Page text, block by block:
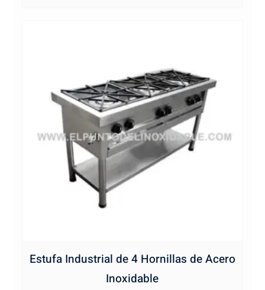
Estufa Industrial de 4 Hornillas de Acero
Inoxidable